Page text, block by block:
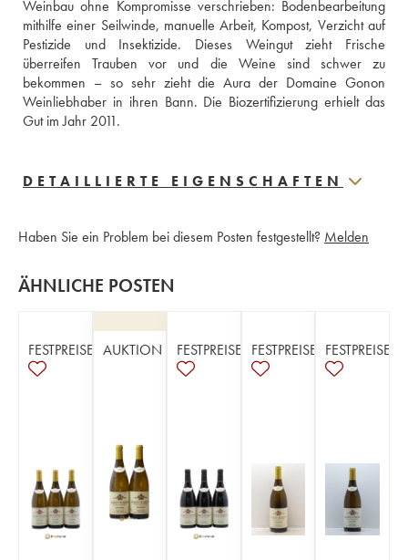
Weinbau ohne Kompromisse verschrieben: Bodenbearbeitung
mithilfe einer Seilwinde, manuelle Arbeit, Kompost, Verzicht auf
Pestizide und Insektizide. Dieses Weingut zieht Frische
überreifen Trauben vor und die Weine sind schwer zu
bekommen – so sehr zieht die Aura der Domaine Gonon
Weinliebhaber in ihren Bann. Die Biozertifizierung erhielt das
Gut im Jahr 2011.
DETAILLIERTE EIGENSCHAFTEN
Haben Sie ein Problem bei diesem Posten festgestellt? Melden
ÄHNLICHE POSTEN
FESTPREISE AUKTION FESTPREISE FESTPREISE FESTPREISE